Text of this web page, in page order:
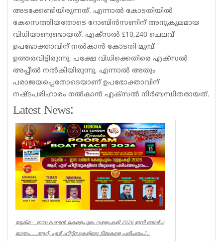
അടക്കേണ്ടിയിരുന്നത്. എന്നാൽ കോടതിയിൽ
കേസെത്തിയതോടെ റോബിൻസണിന് അനുകൂലമായ
വിധിയാണുണ്ടായത്. എക്സൽ £10,240 ചെലവ്
ഉപഭോക്താവിന് നൽകാൻ കോടതി മുമ്പ്
ഉത്തരവിട്ടിരുന്നു, പക്ഷേ വിധിക്കെതിരെ എക്സൽ
അപ്പീൽ നൽകിയിരുന്നു, എന്നാൽ അതും
പരാജയപ്പെതോടെയാണ് ഉപഭോക്താവിന്
നഷ്ടപരിഹാരം നൽകാൻ എക്സൽ നിർബന്ധിതരായത്.
Latest News:
യുക്മ - ഇസ ലണ്ടൻ കേരളപൂരം വളളംകളി 2026 ഇനി ഒരാഴ്ച
മാത്രം.....ആറ്, ഏഴ് ഹീറ്റ്സുകളിലെ ടീമുകളെ പരിചയപ്...